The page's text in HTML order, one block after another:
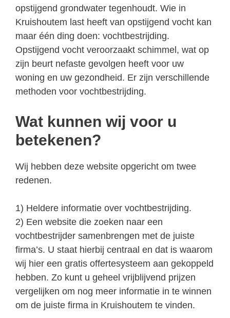
opstijgend grondwater tegenhoudt. Wie in
Kruishoutem last heeft van opstijgend vocht kan
maar één ding doen: vochtbestrijding.
Opstijgend vocht veroorzaakt schimmel, wat op
zijn beurt nefaste gevolgen heeft voor uw
woning en uw gezondheid. Er zijn verschillende
methoden voor vochtbestrijding.
Wat kunnen wij voor u
betekenen?
Wij hebben deze website opgericht om twee
redenen.
1) Heldere informatie over vochtbestrijding.
2) Een website die zoeken naar een
vochtbestrijder samenbrengen met de juiste
firma’s. U staat hierbij centraal en dat is waarom
wij hier een gratis offertesysteem aan gekoppeld
hebben. Zo kunt u geheel vrijblijvend prijzen
vergelijken om nog meer informatie in te winnen
om de juiste firma in Kruishoutem te vinden.